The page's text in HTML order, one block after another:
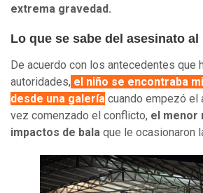
extrema gravedad.
Lo que se sabe del asesinato al
De acuerdo con los antecedentes que
autoridades, el niño se encontraba
desde una galería cuando empezó el
vez comenzado el conflicto, el menor
impactos de bala que le ocasionaron